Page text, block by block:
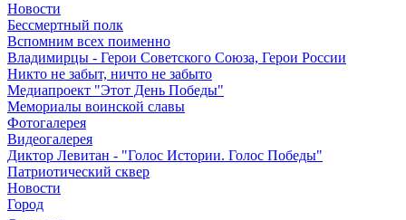
Новости
Бессмертный полк
Вспомним всех поименно
Владимирцы - Герои Советского Союза, Герои России
Никто не забыт, ничто не забыто
Медиапроект "Этот День Победы"
Мемориалы воинской славы
Фотогалерея
Видеогалерея
Диктор Левитан - "Голос Истории. Голос Победы"
Патриотический сквер
Новости
Город